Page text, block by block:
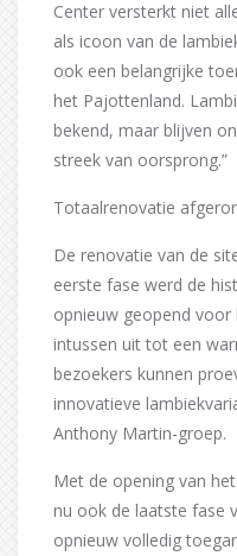
Center versterkt niet
als icoon van de
ook een belangrijke
het Pajottenland.
bekend, maar blijven
streek van oorsprong.”
Totaalrenovatie
De renovatie van de
eerste fase werd de
opnieuw geopend voor
intussen uit tot een
bezoekers kunnen
innovatieve
Anthony Martin-groep.
Met de opening van
nu ook de laatste fase
opnieuw volledig